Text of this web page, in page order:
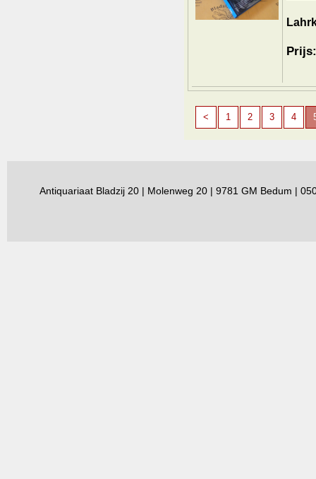
< 1 2 3 4
Antiquariaat Bladzij 20 | Molenweg 20 | 9781 GM Bedum |